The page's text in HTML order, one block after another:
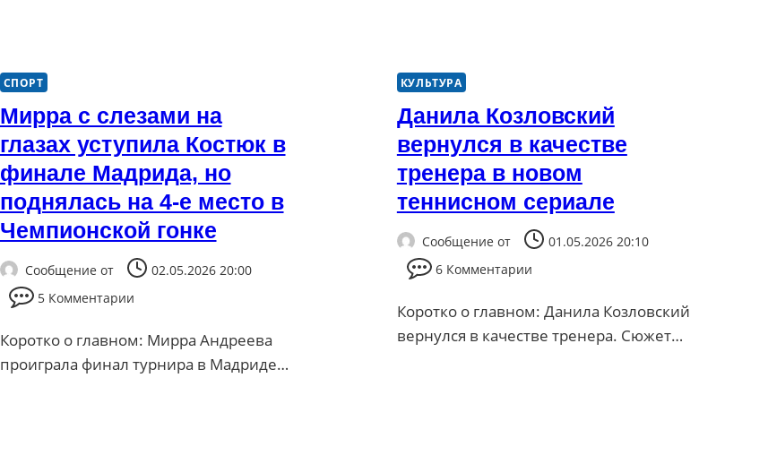
СПОРТ
Мирра с слезами на
глазах уступила Костюк в
финале Мадрида, но
поднялась на 4-е место в
Чемпионской гонке
Сообщение от
02.05.2026 20:00
5 Комментарии
Коротко о главном: Мирра Андреева
проиграла финал турнира в Мадриде…
КУЛЬТУРА
Данила Козловский
вернулся в качестве
тренера в новом
теннисном сериале
Сообщение от
01.05.2026 20:10
6 Комментарии
Коротко о главном: Данила Козловский
вернулся в качестве тренера. Сюжет…